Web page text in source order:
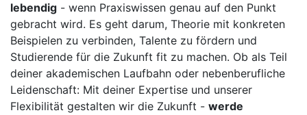
lebendig - wenn Praxiswissen genau auf den Punkt
gebracht wird. Es geht darum, Theorie mit konkreten
Beispielen zu verbinden, Talente zu fördern und
Studierende für die Zukunft fit zu machen. Ob als Teil
deiner akademischen Laufbahn oder nebenberufliche
Leidenschaft: Mit deiner Expertise und unserer
Flexibilität gestalten wir die Zukunft - werde